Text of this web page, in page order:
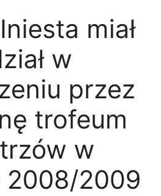
miał
w
przez
trofeum
w
2008/2009